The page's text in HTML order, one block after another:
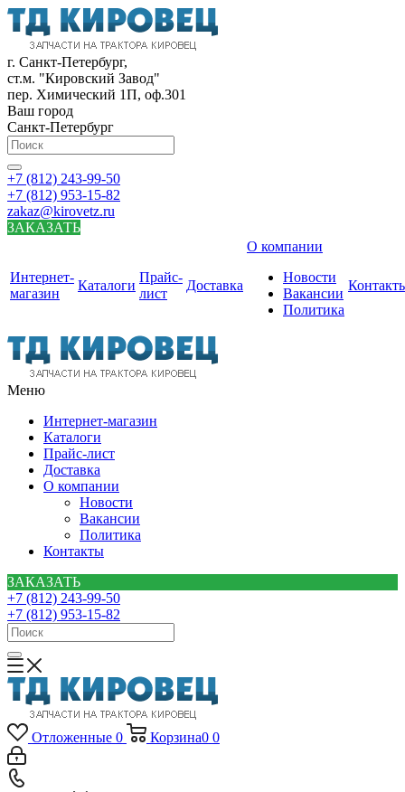
г. Санкт-Петербург,
ст.м. "Кировский Завод"
пер. Химический 1П, оф.301
Ваш город
Санкт-Петербург
+7 (812) 243-99-50
+7 (812) 953-15-82
zakaz@kirovetz.ru
ЗАКАЗАТЬ
Интернет-
магазин
Каталоги
Прайс-
лист
Доставка
О компании
Новости
Вакансии
Политика
Меню
Интернет-магазин
Каталоги
Прайс-лист
Доставка
О компании
Новости
Вакансии
Политика
Контакты
ЗАКАЗАТЬ
+7 (812) 243-99-50
+7 (812) 953-15-82
Отложенные 0 Корзина0 0